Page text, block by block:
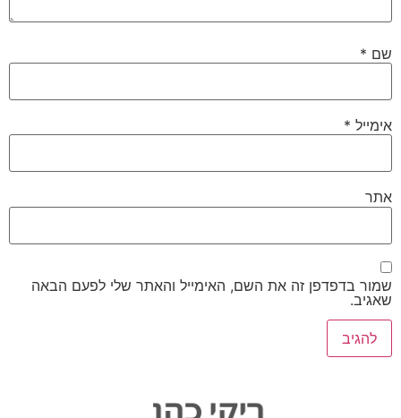
שם *
אימייל *
אתר
שמור בדפדפן זה את השם, האימייל והאתר שלי לפעם הבאה
שאגיב.